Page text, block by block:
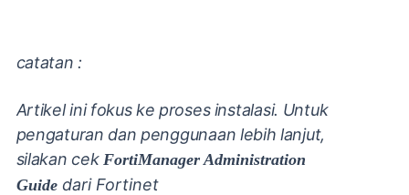
catatan :
Artikel ini fokus ke proses instalasi. Untuk
pengaturan dan penggunaan lebih lanjut,
silakan cekFortiManager Administration
Guide dari Fortinet